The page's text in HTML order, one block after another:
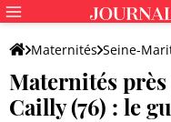
Maternités Seine-
Maternités
Cailly (76) : le